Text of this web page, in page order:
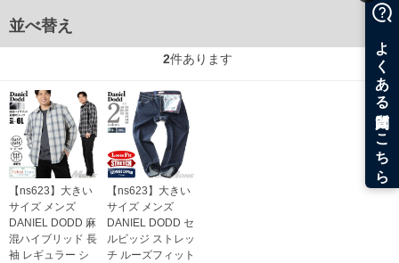
並べ替え
2件あります
【ns623】大きい
サイズ メンズ
DANIEL DODD 麻
混ハイブリッド 長
袖 レギュラー シ
【ns623】大きい
サイズ メンズ
DANIEL DODD セ
ルビッジ ストレッ
チ ルーズフィット